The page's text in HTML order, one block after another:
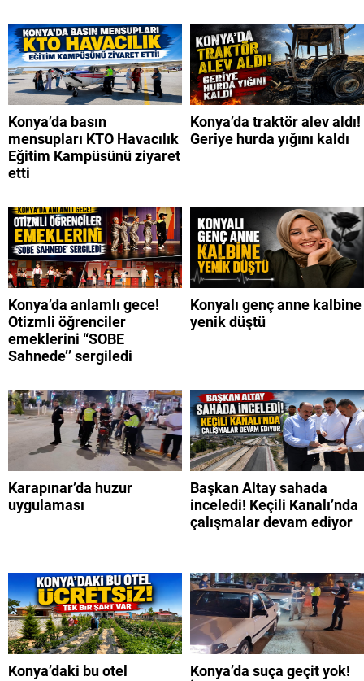
Konya’da basın
mensupları KTO Havacılık
Eğitim Kampüsünü ziyaret
etti
Konya’da traktör alev aldı!
Geriye hurda yığını kaldı
Konya’da anlamlı gece!
Otizmli öğrenciler
emeklerini “SOBE
Sahnede’’ sergiledi
Konyalı genç anne kalbine
yenik düştü
Karapınar’da huzur
uygulaması
Başkan Altay sahada
inceledi! Keçili Kanalı’nda
çalışmalar devam ediyor
Konya’daki bu otel
Konya’da suça geçit yok!